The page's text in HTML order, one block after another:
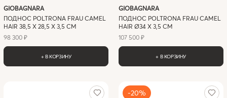
GIOBAGNARA
ПОДНОС POLTRONA FRAU CAMEL
HAIR 38,5 X 28,5 Х 3,5 СМ
98 300 ₽
+ В КОРЗИНУ
GIOBAGNARA
ПОДНОС POLTRONA FRAU CAMEL
HAIR Ø34 Х 3,5 СМ
107 500 ₽
+ В КОРЗИНУ
-20%